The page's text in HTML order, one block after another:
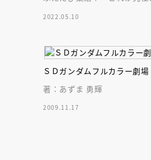
2022.05.10
ＳＤガンダムフルカラー劇場
著：あずま 勇輝
2009.11.17